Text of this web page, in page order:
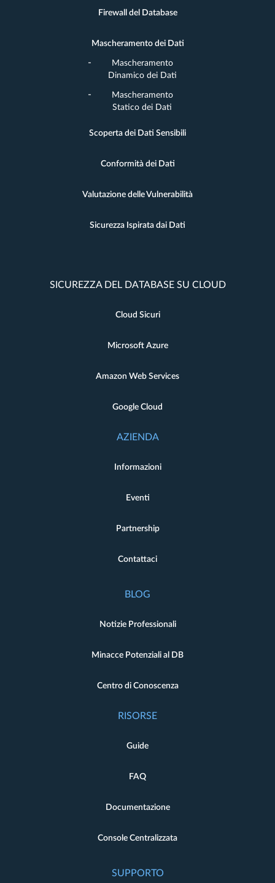
Firewall del Database
Mascheramento dei Dati
Mascheramento
Dinamico dei Dati
Mascheramento
Statico dei Dati
Scoperta dei Dati Sensibili
Conformità dei Dati
Valutazione delle Vulnerabilità
Sicurezza Ispirata dai Dati
SICUREZZA DEL DATABASE SU CLOUD
Cloud Sicuri
Microsoft Azure
Amazon Web Services
Google Cloud
AZIENDA
Informazioni
Eventi
Partnership
Contattaci
BLOG
Notizie Professionali
Minacce Potenziali al DB
Centro di Conoscenza
RISORSE
Guide
FAQ
Documentazione
Console Centralizzata
SUPPORTO